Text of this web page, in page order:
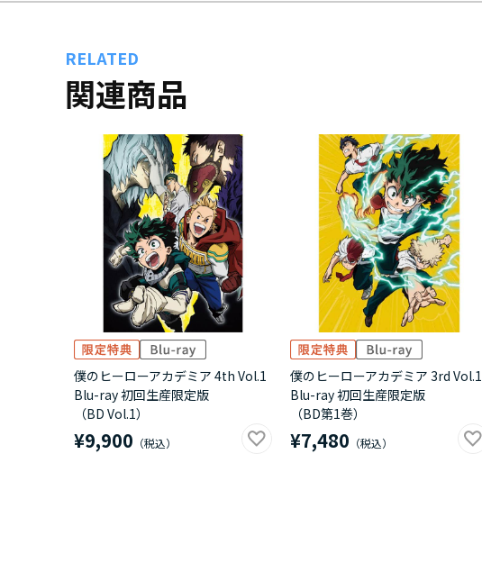
RELATED
関連商品
僕のヒーローアカデミア 4th Vol.1
Blu-ray 初回生産限定版
（BD Vol.1）
¥9,900
僕のヒーローアカデミア 3rd Vol.1
Blu-ray 初回生産限定版
（BD第1巻）
¥7,480